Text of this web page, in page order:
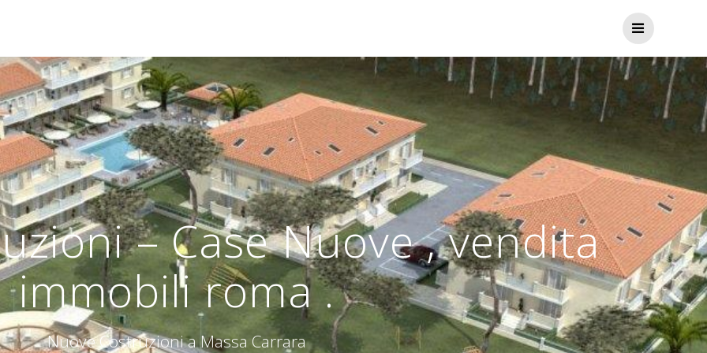
– Case Nuove , vendita
immobili roma .
Nuove Costruzioni a Massa Carrara